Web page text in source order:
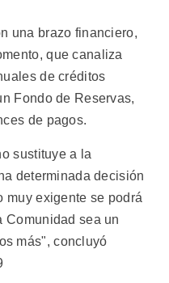
una brazo financiero,
que canaliza
de créditos
Fondo de Reservas,
de pagos.
sustituye a la
determinada decisión
muy exigente se podrá
Comunidad sea un
más", concluyó